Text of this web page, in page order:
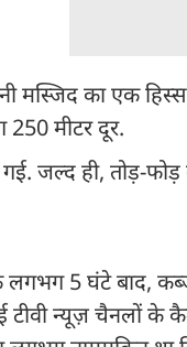
मस्जिद का एक
250 मीटर दूर.
जल्द ही, तोड़-
लगभग 5 घंटे बाद,
न्यूज़ चैनलों के